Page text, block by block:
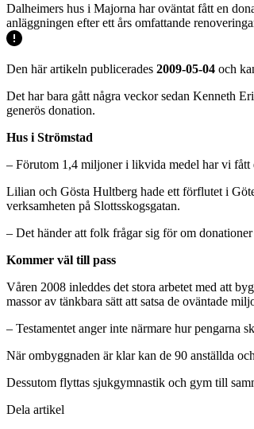
Dalheimers hus i Majorna har oväntat fått en
anläggningen efter ett års omfattande
Den här artikeln publicerades 2009-05-04 och
Det har bara gått några veckor sedan Kenneth
generös donation.
Hus i Strömstad
– Förutom 1,4 miljoner i likvida medel har vi fått
Lilian och Gösta Hultberg hade ett förflutet i
verksamheten på Slottsskogsgatan.
– Det händer att folk frågar sig för om
Kommer väl till pass
Våren 2008 inleddes det stora arbetet med att
massor av tänkbara sätt att satsa de oväntade
– Testamentet anger inte närmare hur pengarna
När ombyggnaden är klar kan de 90 anställda
Dessutom flyttas sjukgymnastik och gym till
Dela artikel